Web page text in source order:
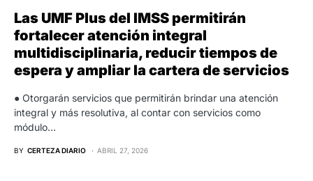
Las UMF Plus del IMSS permitirán
fortalecer atención integral
multidisciplinaria, reducir tiempos de
espera y ampliar la cartera de servicios
● Otorgarán servicios que permitirán brindar una atención
integral y más resolutiva, al contar con servicios como
módulo…
BY CERTEZA DIARIO ABRIL 27, 2026